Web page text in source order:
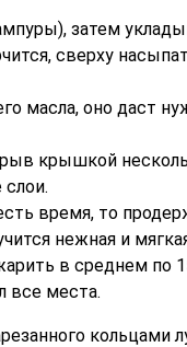
затем
сверху
масла, оно даст
крышкой
время, то
нежная и
в среднем по
все места.
кольцами